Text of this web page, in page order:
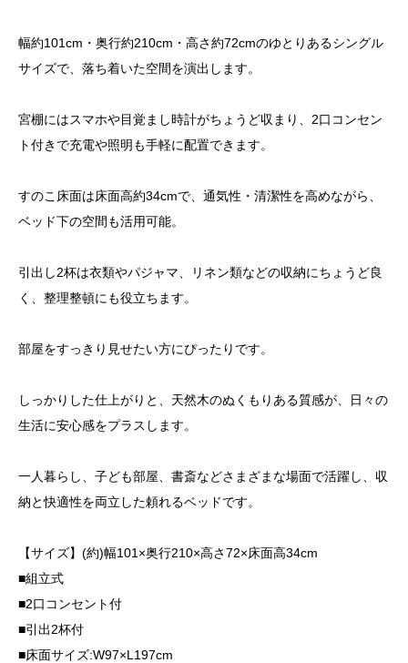
幅約101cm・奥行約210cm・高さ約72cmのゆとりあるシングル
サイズで、落ち着いた空間を演出します。
宮棚にはスマホや目覚まし時計がちょうど収まり、2口コンセン
ト付きで充電や照明も手軽に配置できます。
すのこ床面は床面高約34cmで、通気性・清潔性を高めながら、
ベッド下の空間も活用可能。
引出し2杯は衣類やパジャマ、リネン類などの収納にちょうど良
く、整理整頓にも役立ちます。
部屋をすっきり見せたい方にぴったりです。
しっかりした仕上がりと、天然木のぬくもりある質感が、日々の
生活に安心感をプラスします。
一人暮らし、子ども部屋、書斎などさまざまな場面で活躍し、収
納と快適性を両立した頼れるベッドです。
【サイズ】(約)幅101×奥行210×高さ72×床面高34cm
■組立式
■2口コンセント付
■引出2杯付
■床面サイズ:W97×L197cm